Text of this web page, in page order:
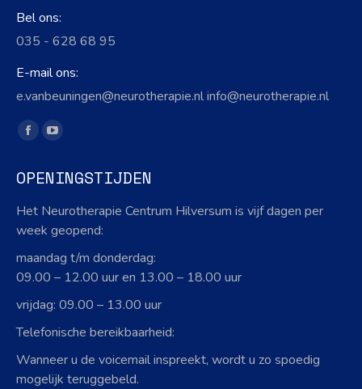
Bel ons:
035 - 628 68 95
E-mail ons:
e.vanbeuningen@neurotherapie.nl info@neurotherapie.nl
Vind ons op:
Facebook
opens
in
new
YouTube
opens
new
OPENINGSTIJDEN
Het Neurotherapie Centrum Hilversum is vijf dagen per
week geopend:
maandag t/m donderdag:
09.00 – 12.00 uur en 13.00 – 18.00 uur
vrijdag: 09.00 – 13.00 uur
Telefonische bereikbaarheid:
Wanneer u de voicemail inspreekt, wordt u zo spoedig
mogelijk teruggebeld.